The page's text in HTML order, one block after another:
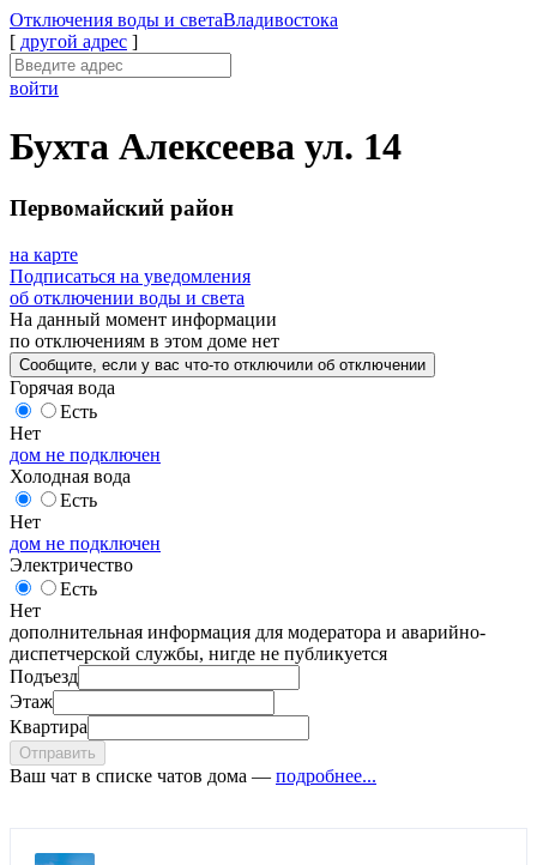
Отключения воды и светаВладивостока
[ другой адрес ]
войти
Бухта Алексеева ул. 14
Первомайский район
на карте
Подписаться на уведомления
об отключении воды и света
На данный момент информации
по отключениям в этом доме нет
Сообщите , если у вас что-то отключили об отключении
Горячая вода
Есть
Нет
дом не подключен
Холодная вода
Есть
Нет
дом не подключен
Электричество
Есть
Нет
дополнительная информация для модератора и аварийно-
диспетчерской службы, нигде не публикуется
Подъезд
Этаж
Квартира
Отправить
Ваш чат в списке чатов дома — подробнее...